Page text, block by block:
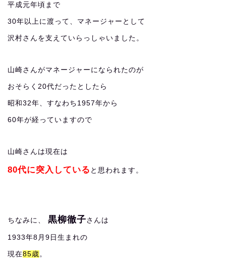
平成元年頃まで
30年以上に渡って、マネージャーとして
沢村さんを支えていらっしゃいました。
山崎さんがマネージャーになられたのが
おそらく20代だったとしたら
昭和32年、すなわち1957年から
60年が経っていますので
山崎さんは現在は
80代に突入している と思われます。
ちなみに、 黒柳徹子さんは
1933年8月9日生まれの
現在85歳。